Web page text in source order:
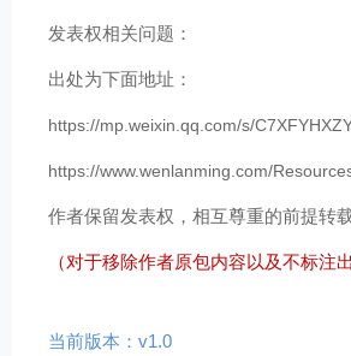
发表权相关问题：
出处为下面地址：
https://mp.weixin.qq.com/s/
https://www.wenlanming.com/
作者保留发表权，相互尊重的前提转
（对于移除作者原包内容以及不标注
当前版本：v1.0